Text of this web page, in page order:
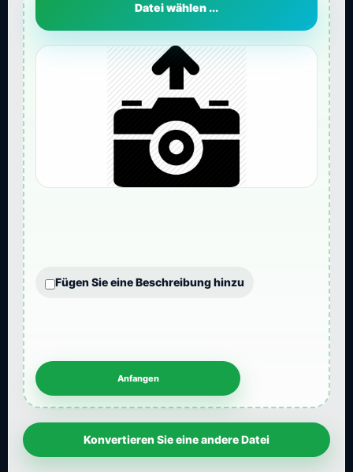
Datei wählen ...
Fügen Sie eine Beschreibung hinzu
Konvertieren Sie eine andere Datei